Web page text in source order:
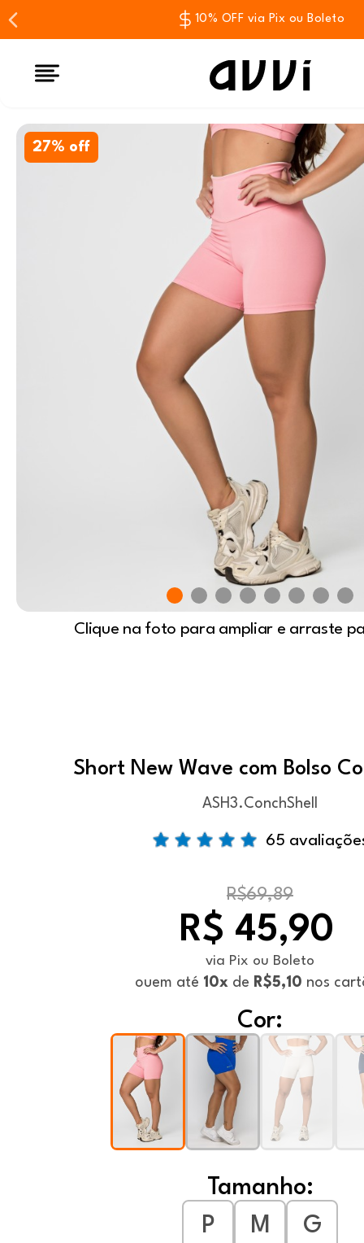
10% OFF via Pix ou Boleto
27% off
Clique na foto para ampliar e arraste
Short New Wave com Bolso
ASH3.ConchShell
65
R$69,89
R$ 45,90
via Pix ou Boleto
ouem até 10x de R$5,10 nos
Cor:
Tamanho:
P
M G